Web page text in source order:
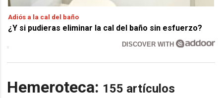
Adiós a la cal del baño
¿Y si pudieras eliminar la cal del baño sin esfuerzo?
DISCOVER WITH
Hemeroteca: 155 artículos